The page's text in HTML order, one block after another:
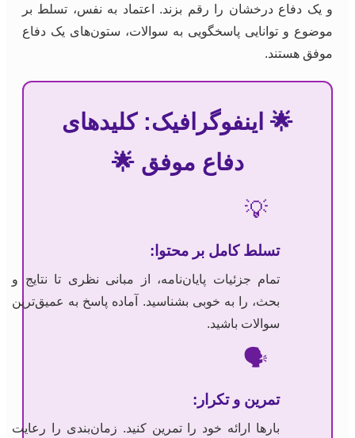
و یک دفاع درخشان را رقم بزند. اعتماد به نفس، تسلط بر
موضوع و توانایی پاسخگویی به سوالات، ستون‌های یک دفاع
موفق هستند.
🌟 اینفوگرافیک: کلیدهای
دفاع موفق 🌟
💡
تسلط کامل بر محتوا:
تمام جزئیات پایان‌نامه، از مبانی نظری تا نتایج و
بحث، را به خوبی بشناسید. آماده پاسخ به عمیق‌ترین
سوالات باشید.
🗣️
تمرین و تکرار:
بارها ارائه خود را تمرین کنید. زمان‌بندی را رعایت